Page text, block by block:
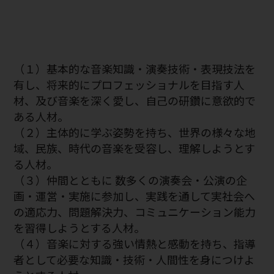
（１）基本的な音楽知識・演奏技術・表現技法を
有し、将来的にプロフェッショナルを目指す人
材、及び音楽を深く愛し、自己の研鑽に意欲的で
ある人材。
（２）主体的に学ぶ姿勢を持ち、世界の様々な地
域、民族、時代の音楽を受容し、理解しようとす
る人材。
（３）仲間とともに 数多くの演奏会・公演の企
画・運営・実施に参加し、実践を通して実社会へ
の適応力、問題解決力、コミュニケーション能力
を習得しようとする人材。
（４）音楽に対する強い情熱と感動を持ち、指導
者として必要な知識・技術・人間性を身につけよ